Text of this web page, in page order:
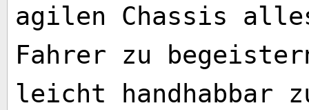
agilen Chassis
Fahrer zu
leicht handhabbar